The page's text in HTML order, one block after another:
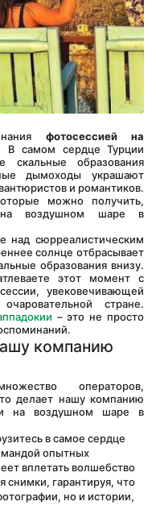
фотосессией на
самом сердце Турции
скальные образования
дымоходы украшают
и романтиков.
можно получить,
на воздушном шаре в
солнце отбрасывает
образования внизу.
этот момент с
увековечивающей
стране.
– это не просто
компанию
делает нашу компанию
на воздушном шаре в
в самое сердце
опытных
вплетать волшебство
гарантируя, что
но и истории,